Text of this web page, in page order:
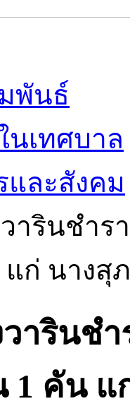
พันธ์
นเทศบาล
และสังคม
วารินชำ
ก่ นางสุ
วารินช
1 คัน แ